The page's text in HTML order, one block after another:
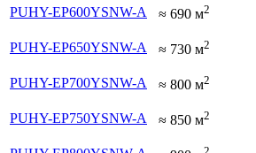
PUHY-EP600YSNW-A
≈ 690 м2
PUHY-EP650YSNW-A
≈ 730 м2
PUHY-EP700YSNW-A
≈ 800 м2
PUHY-EP750YSNW-A
≈ 850 м2